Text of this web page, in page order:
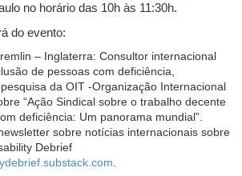
no horário das 10h às 11:30h.
do evento:
– Inglaterra: Consultor internacional
de pessoas com deficiência,
da OIT -Organização Internacional
“Ação Sindical sobre o trabalho decente
deficiência: Um panorama mundial”.
sobre notícias internacionais sobre
Debrief